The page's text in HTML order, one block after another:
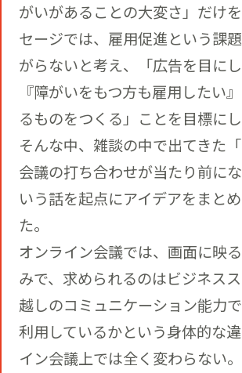
がいがあることの大変さ」だけ
セージでは、雇用促進という課
がらないと考え、「広告を目にし
『障がいをもつ方も雇用したい
るものをつくる」ことを目標にし
そんな中、雑談の中で出てきた
会議の打ち合わせが当たり前に
いう話を起点にアイデアをまと
た。
オンライン会議では、画面に映
みで、求められるのはビジネス
越しのコミュニケーション能力
利用しているかという身体的な
イン会議上では全く変わらない